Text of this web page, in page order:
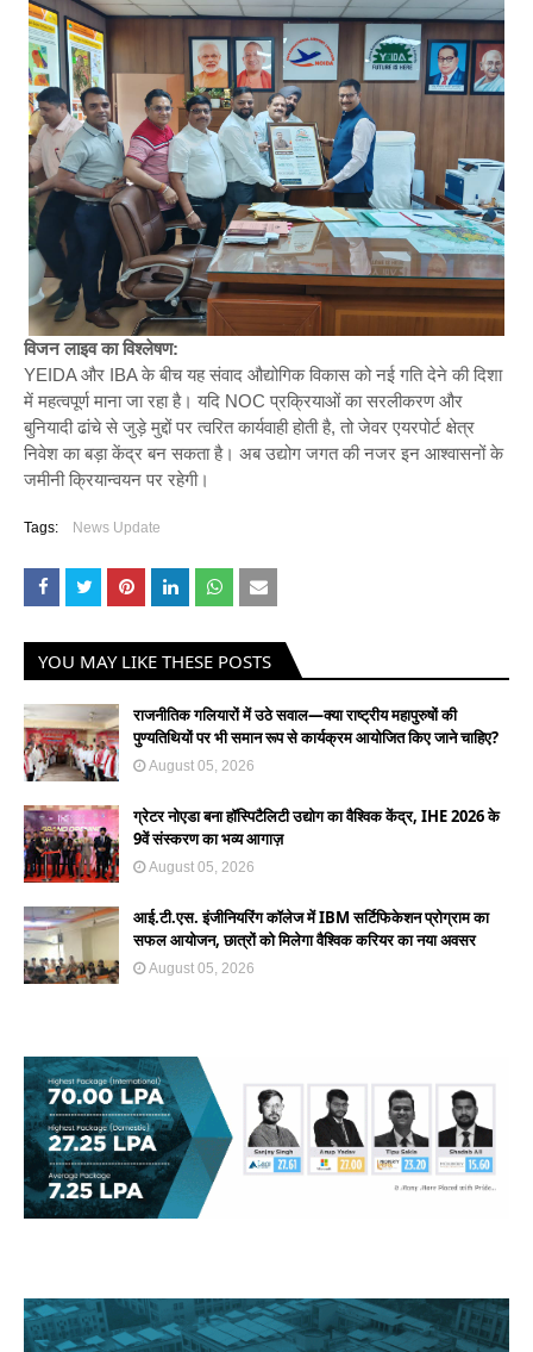
विजन लाइव का विश्लेषण:
YEIDA और IBA के बीच यह संवाद औद्योगिक विकास को नई गति देने की दिशा
में महत्वपूर्ण माना जा रहा है। यदि NOC प्रक्रियाओं का सरलीकरण और
बुनियादी ढांचे से जुड़े मुद्दों पर त्वरित कार्यवाही होती है, तो जेवर एयरपोर्ट क्षेत्र
निवेश का बड़ा केंद्र बन सकता है। अब उद्योग जगत की नजर इन आश्वासनों के
जमीनी क्रियान्वयन पर रहेगी।
Tags: News Update
YOU MAY LIKE THESE POSTS
राजनीतिक गलियारों में उठे सवाल—क्या राष्ट्रीय महापुरुषों की
पुण्यतिथियों पर भी समान रूप से कार्यक्रम आयोजित किए जाने चाहिए?
August 05, 2026
ग्रेटर नोएडा बना हॉस्पिटैलिटी उद्योग का वैश्विक केंद्र, IHE 2026 के
9वें संस्करण का भव्य आगाज़
August 05, 2026
आई.टी.एस. इंजीनियरिंग कॉलेज में IBM सर्टिफिकेशन प्रोग्राम का
सफल आयोजन, छात्रों को मिलेगा वैश्विक करियर का नया अवसर
August 05, 2026